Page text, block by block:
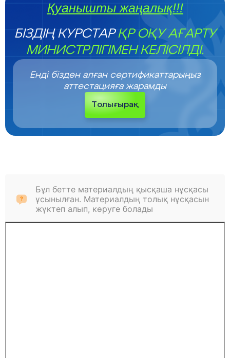
Қуанышты жаңалық!!!
БІЗДІҢ КУРСТАРҚР ОҚУ АҒАРТУ
МИНИСТРЛІГІМЕН КЕЛІСІЛДІ.
Енді бізден алған сертификаттарыңыз
аттестацияға жарамды
Толығырақ
Бұл бетте материалдың қысқаша нұсқасы
ұсынылған. Материалдың толық нұсқасын
жүктеп алып, көруге болады